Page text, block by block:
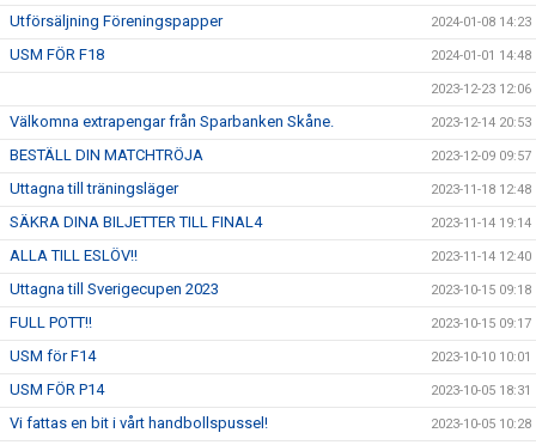
Utförsäljning Föreningspapper 2024-01-08 14:23
USM FÖR F18 2024-01-01 14:48
2023-12-23 12:06
Välkomna extrapengar från Sparbanken Skåne. 2023-12-14 20:53
BESTÄLL DIN MATCHTRÖJA 2023-12-09 09:57
Uttagna till träningsläger 2023-11-18 12:48
SÄKRA DINA BILJETTER TILL FINAL4 2023-11-14 19:14
ALLA TILL ESLÖV!! 2023-11-14 12:40
Uttagna till Sverigecupen 2023 2023-10-15 09:18
FULL POTT!! 2023-10-15 09:17
USM för F14 2023-10-10 10:01
USM FÖR P14 2023-10-05 18:31
Vi fattas en bit i vårt handbollspussel! 2023-10-05 10:28